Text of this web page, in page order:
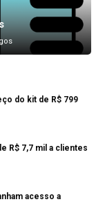
do kit de R$ 799
R$ 7,7 mil a clientes
acesso a